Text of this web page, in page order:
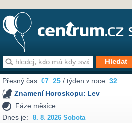
Přesný čas:07 25 / týden v roce:32
Znamení Horoskopu: Lev
Fáze měsíce:
Dnes je:
8. 8. 2026 Sobota